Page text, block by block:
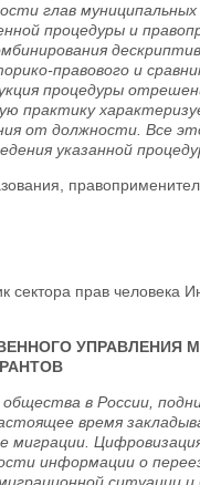
глав муниципальных
процедуры и
правового и
процедуры
практику
от должности. Все
указанной
прав человека
УПРАВЛЕНИЯ
в России,
время
миграции.
информации о